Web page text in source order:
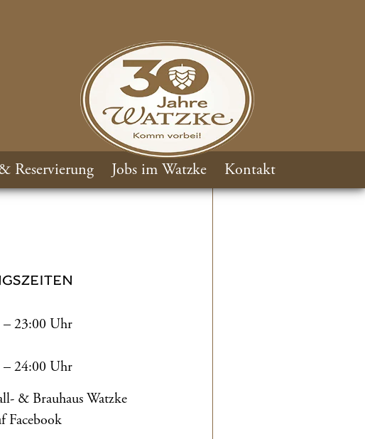
Reservierung Jobs im Watzke Kontakt
23:00 Uhr
24:00 Uhr
& Brauhaus Watzke
Facebook